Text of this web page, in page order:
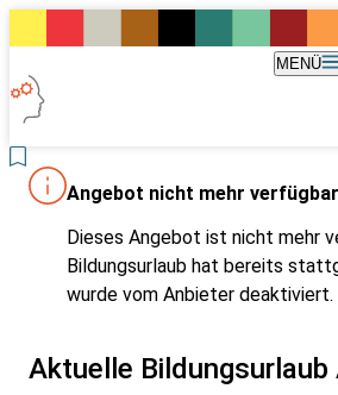
MENÜ
Angebot nicht mehr verfügbar
Dieses Angebot ist nicht mehr
Bildungsurlaub hat bereits
wurde vom Anbieter deaktiviert.
Aktuelle Bildungsurlaub